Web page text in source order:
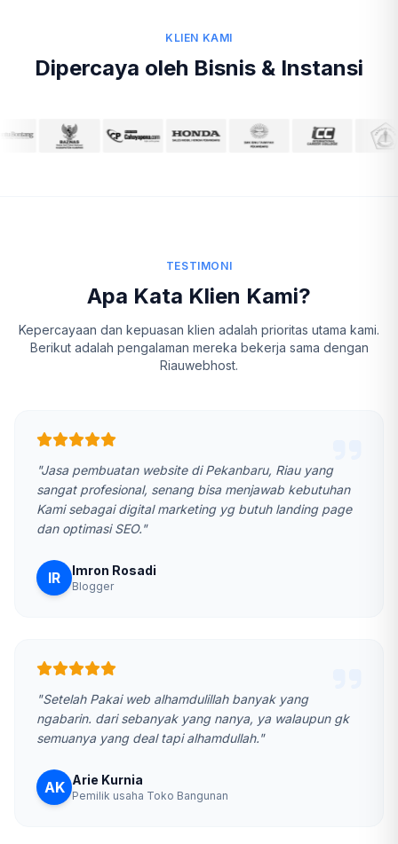
KLIEN KAMI
Dipercaya oleh Bisnis & Instansi
TESTIMONI
Apa Kata Klien Kami?
Kepercayaan dan kepuasan klien adalah prioritas utama kami.
Berikut adalah pengalaman mereka bekerja sama dengan
Riauwebhost.
"Jasa pembuatan website di Pekanbaru, Riau yang
sangat profesional, senang bisa menjawab kebutuhan
Kami sebagai digital marketing yg butuh landing page
dan optimasi SEO."
IR Imron Rosadi
Blogger
"Setelah Pakai web alhamdulillah banyak yang
ngabarin. dari sebanyak yang nanya, ya walaupun gk
semuanya yang deal tapi alhamdullah."
AK Arie Kurnia
Pemilik usaha Toko Bangunan